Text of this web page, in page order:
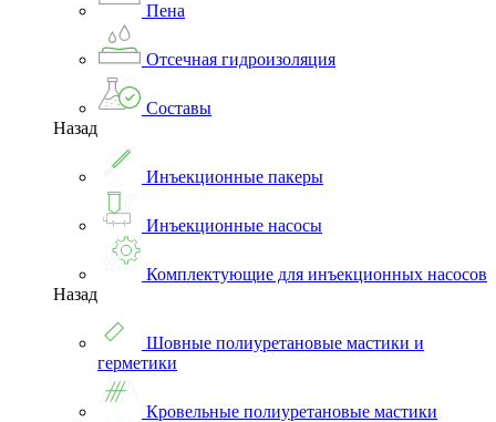
Пена
Отсечная гидроизоляция
Составы
Назад
Инъекционные пакеры
Инъекционные насосы
Комплектующие для инъекционных насосов
Назад
Шовные полиуретановые мастики и
герметики
Кровельные полиуретановые мастики